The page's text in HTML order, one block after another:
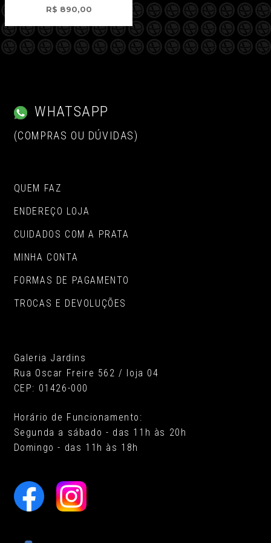
R$ 890,00
WHATSAPP
(COMPRAS OU DÚVIDAS)
QUEM FAZ
ENDEREÇO LOJA
CUIDADOS COM A PRATA
MINHA CONTA
FORMAS DE PAGAMENTO
TROCAS E DEVOLUÇÕES
Galeria Jardins
Rua Oscar Freire 562 / loja 04
CEP: 01426-000
Horário de Funcionamento:
Segunda a sábado - das 11h às 20h
Domingo - das 11h às 18h